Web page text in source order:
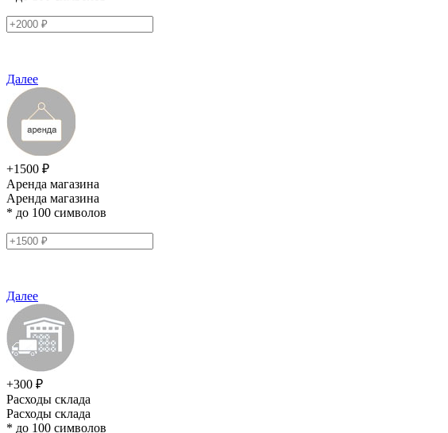
Далее
+1500 ₽
Аренда магазина
Аренда магазина
* до 100 символов
Далее
+300 ₽
Расходы склада
Расходы склада
* до 100 символов